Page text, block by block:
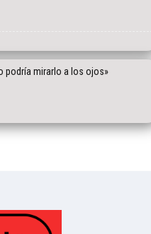
podría mirarlo a los ojos»